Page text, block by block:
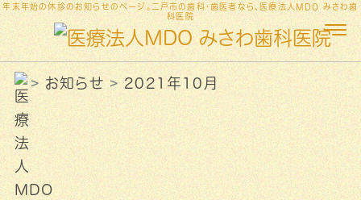
年末年始の休診のお知らせのページ。二戸市の歯科・歯医者なら、医療法人MDO みさわ歯
科医院
お知らせ 2021年10月